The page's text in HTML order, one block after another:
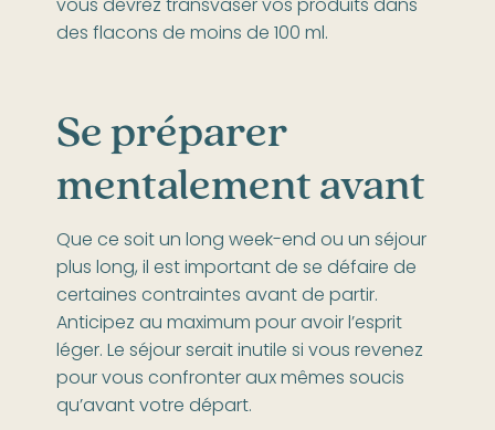
vous devrez transvaser vos produits dans
des flacons de moins de 100 ml.
Se préparer
mentalement avant
Que ce soit un long week-end ou un séjour
plus long, il est important de se défaire de
certaines contraintes avant de partir.
Anticipez au maximum pour avoir l’esprit
léger. Le séjour serait inutile si vous revenez
pour vous confronter aux mêmes soucis
qu’avant votre départ.